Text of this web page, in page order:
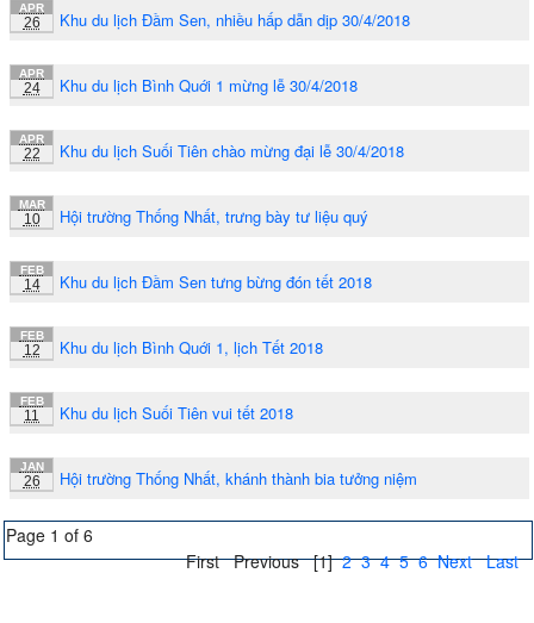
APR
26 Khu du lịch Đầm Sen, nhiều hấp dẫn dịp 30/4/2018
APR
24 Khu du lịch Bình Quới 1 mừng lễ 30/4/2018
APR
22 Khu du lịch Suối Tiên chào mừng đại lễ 30/4/2018
MAR
10 Hội trường Thống Nhất, trưng bày tư liệu quý
FEB
14 Khu du lịch Đầm Sen tưng bừng đón tết 2018
FEB
12 Khu du lịch Bình Quới 1, lịch Tết 2018
FEB
11 Khu du lịch Suối Tiên vui tết 2018
JAN
26 Hội trường Thống Nhất, khánh thành bia tưởng niệm
Page 1 of 6
First Previous [1] 2 3 4 5 6 Next Last